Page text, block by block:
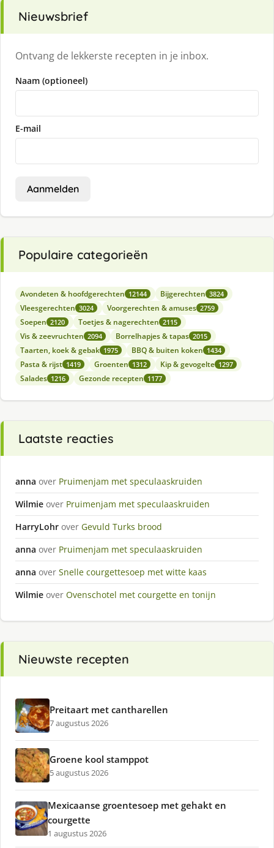
Nieuwsbrief
Ontvang de lekkerste recepten in je inbox.
Naam (optioneel)
E-mail
Aanmelden
Populaire categorieën
Avondeten & hoofdgerechten 12144 Bijgerechten 3824
Vleesgerechten 3024 Voorgerechten & amuses 2759
Soepen 2120 Toetjes & nagerechten 2115
Vis & zeevruchten 2094 Borrelhapjes & tapas 2015
Taarten, koek & gebak 1975 BBQ & buiten koken 1434
Pasta & rijst 1419 Groenten 1312 Kip & gevogelte 1297
Salades 1216 Gezonde recepten 1177
Laatste reacties
anna over Pruimenjam met speculaaskruiden
Wilmie over Pruimenjam met speculaaskruiden
HarryLohr over Gevuld Turks brood
anna over Pruimenjam met speculaaskruiden
anna over Snelle courgettesoep met witte kaas
Wilmie over Ovenschotel met courgette en tonijn
Nieuwste recepten
Preitaart met cantharellen
7 augustus 2026
Groene kool stamppot
5 augustus 2026
Mexicaanse groentesoep met gehakt en
courgette
1 augustus 2026